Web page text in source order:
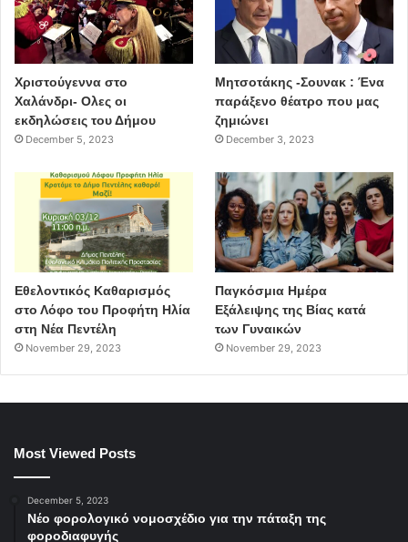
Χριστούγεννα στο
Χαλάνδρι- Ολες οι
εκδηλώσεις του Δήμου
December 5, 2023
Μητσοτάκης -Σουνακ : Ένα
παράξενο θέατρο που μας
ζημιώνει
December 3, 2023
Εθελοντικός Καθαρισμός
στο Λόφο του Προφήτη Ηλία
στη Νέα Πεντέλη
November 29, 2023
Παγκόσμια Ημέρα
Εξάλειψης της Βίας κατά
των Γυναικών
November 29, 2023
Most Viewed Posts
December 5, 2023
Νέο φορολογικό νομοσχέδιο για την πάταξη της
φοροδιαφυγής